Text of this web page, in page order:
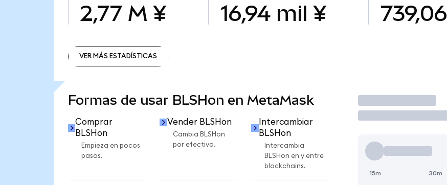
2,77 M ¥ 16,94 mil ¥ 739,06
VER MÁS ESTADÍSTICAS
Formas de usar BLSHon en MetaMask
Comprar
BLSHon
Empieza en pocos
pasos.
Vender BLSHon
Cambia BLSHon
por efectivo.
Intercambiar
BLSHon
Intercambia
BLSHon en y entre
blockchains.
Operar
15m 30m